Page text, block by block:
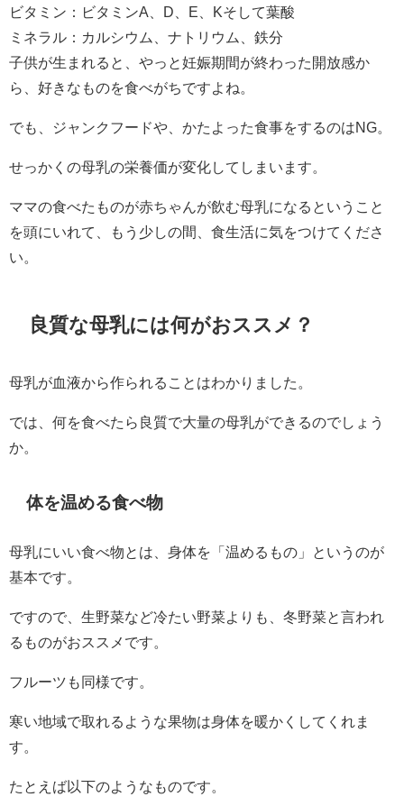
ビタミン：ビタミンA、D、E、Kそして葉酸
ミネラル：カルシウム、ナトリウム、鉄分
子供が生まれると、やっと妊娠期間が終わった開放感か
ら、好きなものを食べがちですよね。
でも、ジャンクフードや、かたよった食事をするのはNG。
せっかくの母乳の栄養価が変化してしまいます。
ママの食べたものが赤ちゃんが飲む母乳になるということ
を頭にいれて、もう少しの間、食生活に気をつけてくださ
い。
良質な母乳には何がおススメ？
母乳が血液から作られることはわかりました。
では、何を食べたら良質で大量の母乳ができるのでしょう
か。
体を温める食べ物
母乳にいい食べ物とは、身体を「温めるもの」というのが
基本です。
ですので、生野菜など冷たい野菜よりも、冬野菜と言われ
るものがおススメです。
フルーツも同様です。
寒い地域で取れるような果物は身体を暖かくしてくれま
す。
たとえば以下のようなものです。